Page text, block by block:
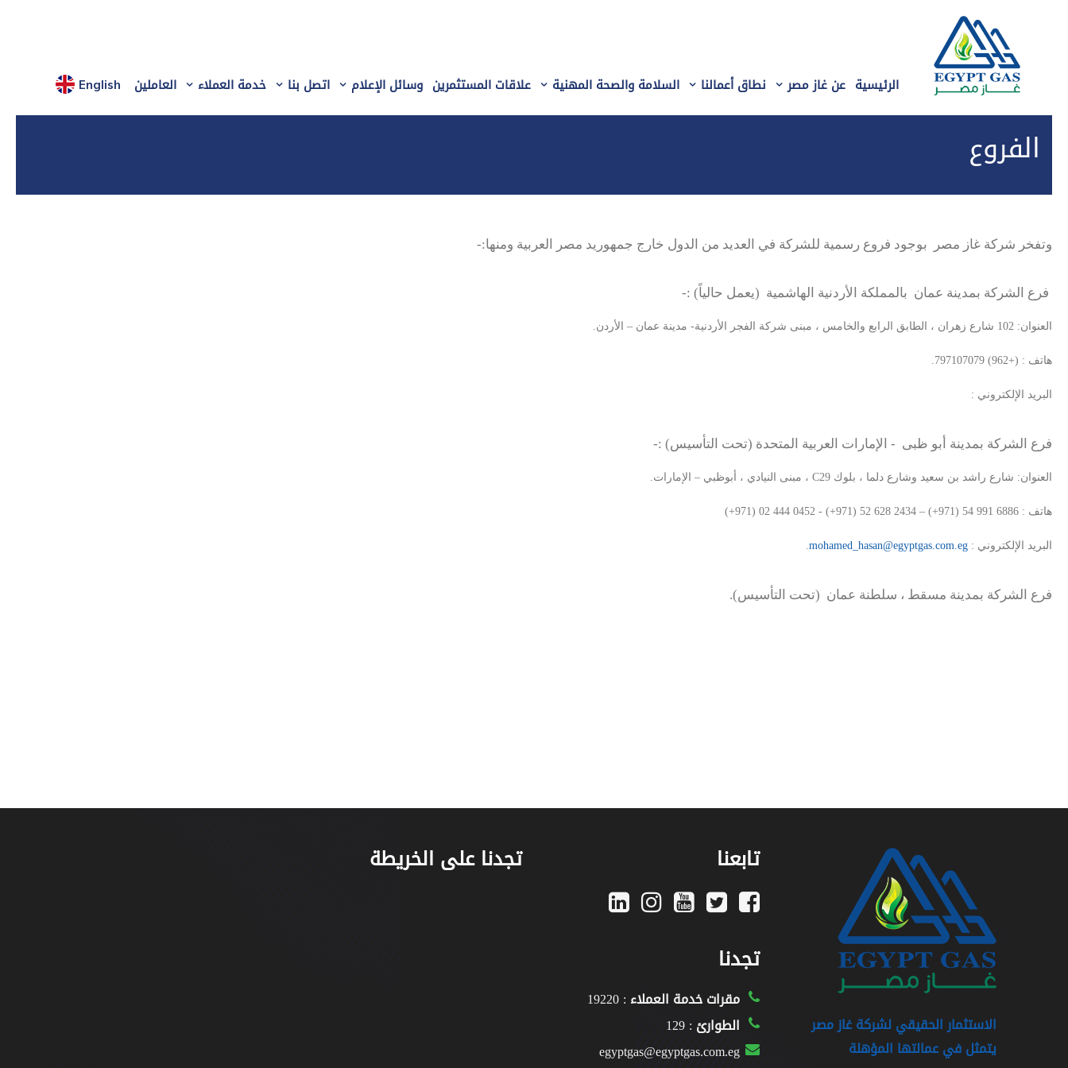
الرئيسية عن غاز مصر نطاق أعمالنا السلامة والصحة المهنية علاقات المستثمرين وسائل الإعلام اتصل بنا خدمة العملاء العاملين English
الفروع
وتفخر شركة غاز مصر بوجود فروع رسمية للشركة في العديد من الدول خارج جمهوريد مصر العربية ومنها:-
فرع الشركة بمدينة عمان بالمملكة الأردنية الهاشمية (يعمل حالياً) :-
العنوان: 102 شارع زهران ، الطابق الرابع والخامس ، مبنى شركة الفجر الأردنية- مدينة عمان – الأردن.
هاتف : (+962) 797107079.
البريد الإلكتروني :
فرع الشركة بمدينة أبو ظبى - الإمارات العربية المتحدة (تحت التأسيس) :-
العنوان: شارع راشد بن سعيد وشارع دلما ، بلوك C29 ، مبنى النيادي ، أبوظبي – الإمارات.
هاتف : (+971) 02 444 0452 - (+971) 52 628 2434 – (+971) 54 991 6886
البريد الإلكتروني : mohamed_hasan@egyptgas.com.eg
.
فرع الشركة بمدينة مسقط ، سلطنة عمان (تحت التأسيس).
الاستثمار الحقيقي لشركة غاز مصر
يتمثل في عمالتها المؤهلة
تابعنا
تجدنا
مقرات خدمة العملاء : 19220
الطوارئ : 129
egyptgas@egyptgas.com.eg
تجدنا على الخريطة